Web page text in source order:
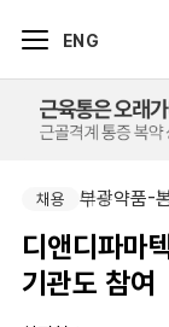
ENG
채용 아주약품-
채용 부광약품-
디앤디파마
기관도 참여